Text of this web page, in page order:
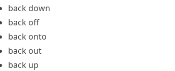
back down
back off
back onto
back out
back up